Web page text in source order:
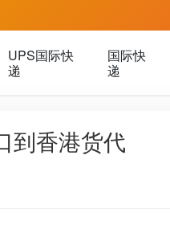
UPS国际快
递
国际快
递
到香港货代